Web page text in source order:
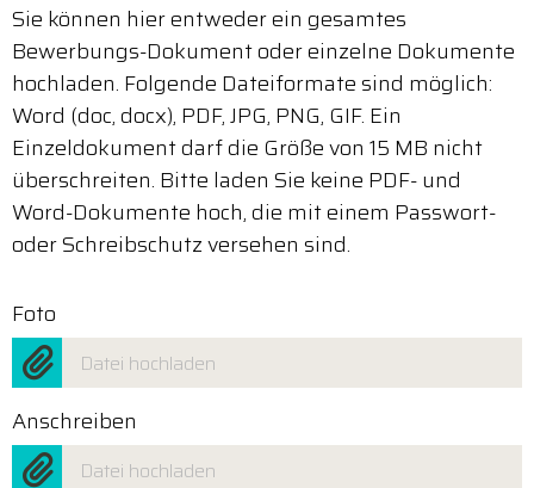
Sie können hier entweder ein gesamtes
Bewerbungs-Dokument oder einzelne Dokumente
hochladen. Folgende Dateiformate sind möglich:
Word (doc, docx), PDF, JPG, PNG, GIF. Ein
Einzeldokument darf die Größe von 15 MB nicht
überschreiten. Bitte laden Sie keine PDF- und
Word-Dokumente hoch, die mit einem Passwort-
oder Schreibschutz versehen sind.
Foto
Datei hochladen
Anschreiben
Datei hochladen